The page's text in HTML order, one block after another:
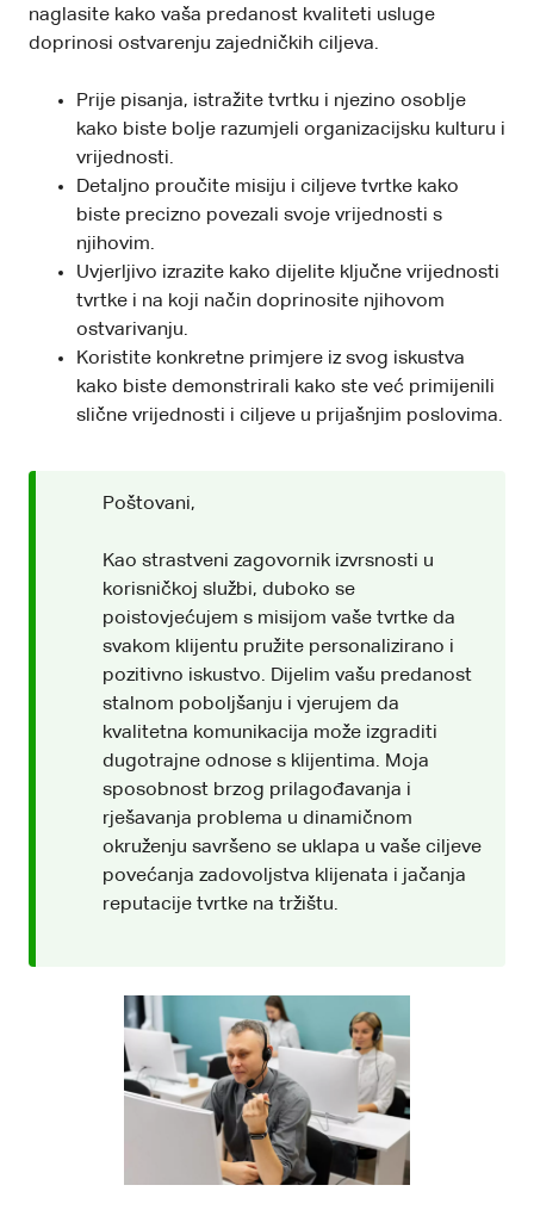
naglasite kako vaša predanost kvaliteti usluge
doprinosi ostvarenju zajedničkih ciljeva.
Prije pisanja, istražite tvrtku i njezino osoblje
kako biste bolje razumjeli organizacijsku kulturu i
vrijednosti.
Detaljno proučite misiju i ciljeve tvrtke kako
biste precizno povezali svoje vrijednosti s
njihovim.
Uvjerljivo izrazite kako dijelite ključne vrijednosti
tvrtke i na koji način doprinosite njihovom
ostvarivanju.
Koristite konkretne primjere iz svog iskustva
kako biste demonstrirali kako ste već primijenili
slične vrijednosti i ciljeve u prijašnjim poslovima.
Poštovani,
Kao strastveni zagovornik izvrsnosti u
korisničkoj službi, duboko se
poistovjećujem s misijom vaše tvrtke da
svakom klijentu pružite personalizirano i
pozitivno iskustvo. Dijelim vašu predanost
stalnom poboljšanju i vjerujem da
kvalitetna komunikacija može izgraditi
dugotrajne odnose s klijentima. Moja
sposobnost brzog prilagođavanja i
rješavanja problema u dinamičnom
okruženju savršeno se uklapa u vaše ciljeve
povećanja zadovoljstva klijenata i jačanja
reputacije tvrtke na tržištu.